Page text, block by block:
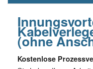
(ohne
Kostenlose